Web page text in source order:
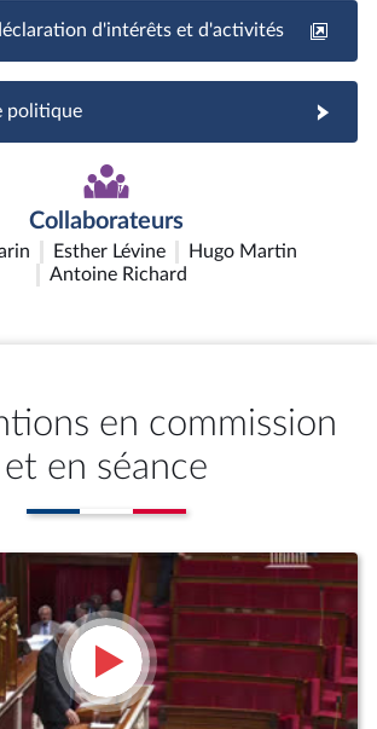
d'intérêts et d'activités
politique
Collaborateurs
Esther Lévine
Hugo Martin
Antoine Richard
en commission
et en séance